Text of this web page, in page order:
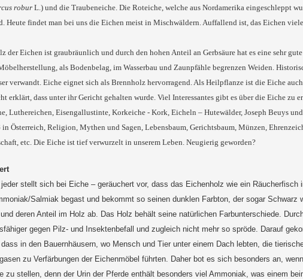
roburL.) und die Traubeneiche. Die Roteiche, welche aus Nordamerika eingeschleppt
Heute findet man bei uns die Eichen meist in Mischwäldern. Auffallend ist, das Eichen
der Eichen ist graubräunlich und durch den hohen Anteil an Gerbsäure hat es eine sehr
als Bodenbelag, im Wasserbau und Zaunpfähle begrenzen Weiden.
verwandt. Eiche eignet sich als Brennholz hervorragend. Als Heilpflanze ist die Eiche
erklärt, dass unter ihr Gericht gehalten wurde. Viel Interessantes gibt es über die Eiche zu
Luthereichen, Eisengallustinte, Korkeiche - Kork, Eicheln – Hutewälder, Joseph Beuys
in Österreich, Religion, Mythen und Sagen, Lebensbaum, Gerichtsbaum, Münzen,
etc. Die Eiche ist tief verwurzelt in unserem Leben. Neugierig geworden?
jeder stellt sich bei Eiche – geräuchert vor, dass das Eichenholz wie ein
Salmiak begast und bekommt so seinen dunklen Farbton, der sogar Schwarz
deren Anteil im Holz ab. Das Holz behält seine natürlichen Farbunterschiede.
gegen Pilz- und Insektenbefall und zugleich nicht mehr so spröde. Darauf
in den Bauernhäusern, wo Mensch und Tier unter einem Dach lebten, die
zu Verfärbungen der Eichenmöbel führten. Daher bot es sich besonders an,
zu stellen, denn der Urin der Pferde enthält besonders viel Ammoniak, was einem